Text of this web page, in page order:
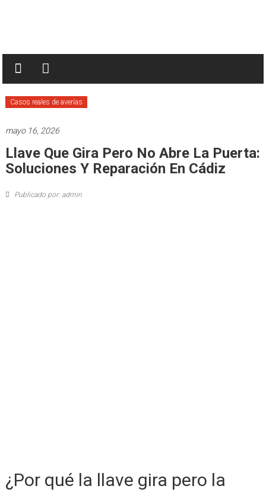
Casos reales de averías
mayo 16, 2026
Llave Que Gira Pero No Abre La Puerta:
Soluciones Y Reparación En Cádiz
Publicado por: admin
¿Por qué la llave gira pero la